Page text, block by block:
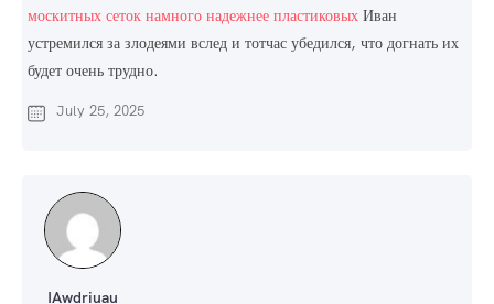
москитных сеток намного надежнее пластиковых Иван
устремился за злодеями вслед и тотчас убедился, что догнать их
будет очень трудно.
July 25, 2025
IAwdriuau